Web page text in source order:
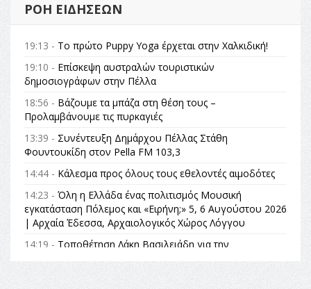
ΡΟΉ ΕΙΔΉΣΕΩΝ
19:13 - Το πρώτο Puppy Yoga έρχεται στην Χαλκιδική!
19:10 - Επίσκεψη αυστραλών τουριστικών
δημοσιογράφων στην Πέλλα
18:56 - Βάζουμε τα μπάζα στη θέση τους –
Προλαμβάνουμε τις πυρκαγιές
13:39 - Συνέντευξη Δημάρχου Πέλλας Στάθη
Φουντουκίδη στον Pella FM 103,3
14:44 - Κάλεσμα προς όλους τους εθελοντές αιμοδότες
14:23 - Όλη η Ελλάδα ένας πολιτισμός Μουσική
εγκατάσταση Πόλεμος και «Ειρήνη;» 5, 6 Αυγούστου 2026
| Αρχαία Έδεσσα, Αρχαιολογικός Χώρος Λόγγου
14:19 - Τοποθέτηση Λάκη Βασιλειάδη για την
Αναθεώρηση του Συντάγματος: «Σε τέτοιες κορυφαίες
θεσμικές διαδικασίες υπάρχει μόνο η ευθύνη απέναντι
στις επόμενες γενιές»